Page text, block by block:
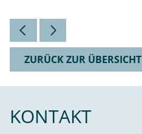
ZURÜCK ZUR ÜBERSICHT
KONTAKT